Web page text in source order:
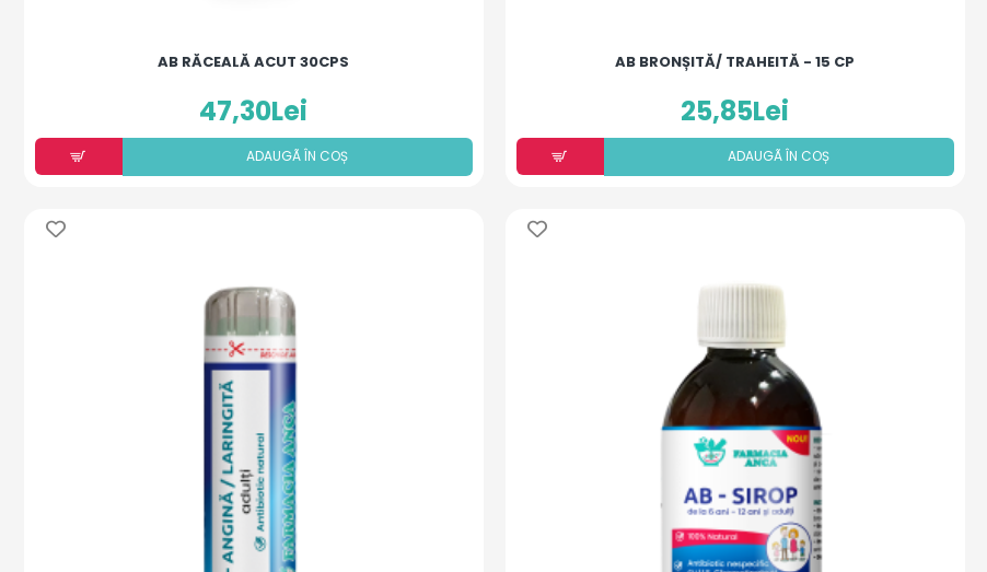
AB RĂCEALĂ ACUT 30CPS
47,30Lei
ADAUGÃ ÎN COȘ
AB BRONȘITĂ/ TRAHEITĂ - 15 CP
25,85Lei
ADAUGÃ ÎN COȘ